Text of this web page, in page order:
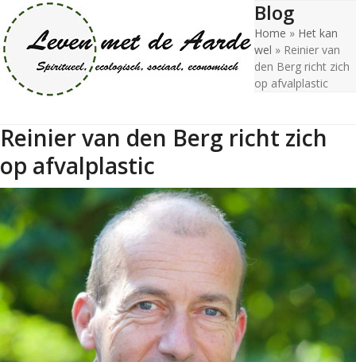
Skip
to
content
Open
mobile
menu
Close
mobile
menu
Blog
Home » Het kan
wel » Reinier van
den Berg richt zich
op afvalplastic
Reinier van den Berg richt zich
op afvalplastic